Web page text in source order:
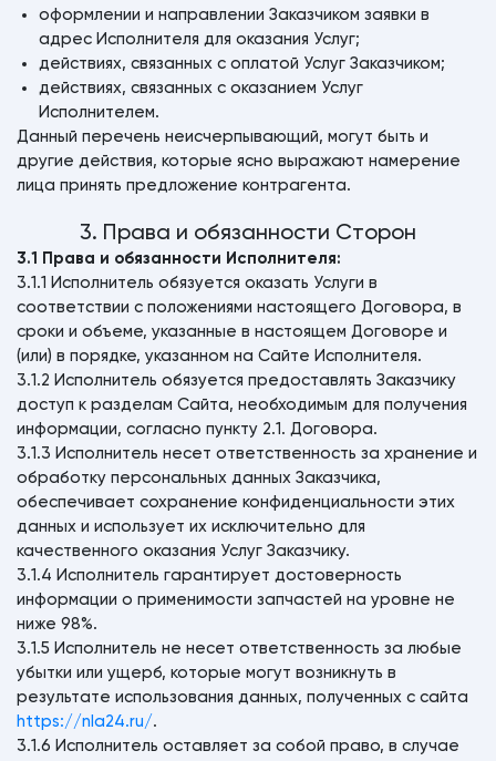
оформлении и направлении Заказчиком заявки в
адрес Исполнителя для оказания Услуг;
действиях, связанных с оплатой Услуг Заказчиком;
действиях, связанных с оказанием Услуг
Исполнителем.
Данный перечень неисчерпывающий, могут быть и
другие действия, которые ясно выражают намерение
лица принять предложение контрагента.
3. Права и обязанности Сторон
3.1 Права и обязанности Исполнителя:
3.1.1 Исполнитель обязуется оказать Услуги в
соответствии с положениями настоящего Договора, в
сроки и объеме, указанные в настоящем Договоре и
(или) в порядке, указанном на Сайте Исполнителя.
3.1.2 Исполнитель обязуется предоставлять Заказчику
доступ к разделам Сайта, необходимым для получения
информации, согласно пункту 2.1. Договора.
3.1.3 Исполнитель несет ответственность за хранение и
обработку персональных данных Заказчика,
обеспечивает сохранение конфиденциальности этих
данных и использует их исключительно для
качественного оказания Услуг Заказчику.
3.1.4 Исполнитель гарантирует достоверность
информации о применимости запчастей на уровне не
ниже 98%.
3.1.5 Исполнитель не несет ответственность за любые
убытки или ущерб, которые могут возникнуть в
результате использования данных, полученных с сайта
https://nla24.ru/.
3.1.6 Исполнитель оставляет за собой право, в случае